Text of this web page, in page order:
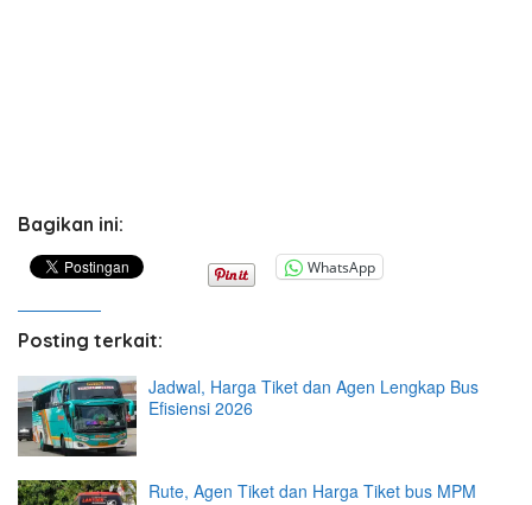
Bagikan ini:
WhatsApp
Posting terkait:
Jadwal, Harga Tiket dan Agen Lengkap Bus
Efisiensi 2026
Rute, Agen Tiket dan Harga Tiket bus MPM